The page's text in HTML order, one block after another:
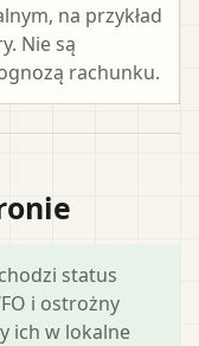
na przykład
Nie są
rachunku.
status
i ostrożny
ich w lokalne